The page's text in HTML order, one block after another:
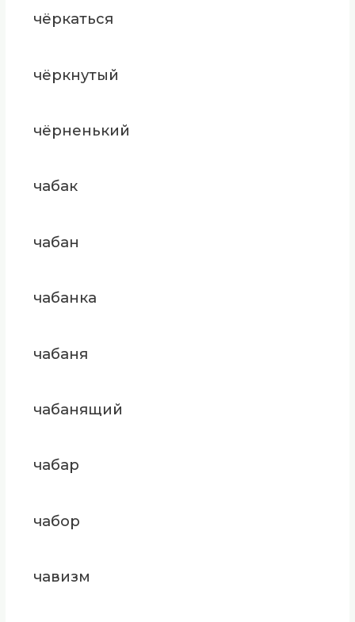
чёркаться
чёркнутый
чёрненький
чабак
чабан
чабанка
чабаня
чабанящий
чабар
чабор
чавизм